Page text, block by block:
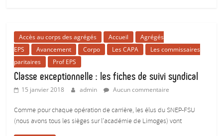
Accès au corps des agrégés Accueil
Agrégés
EPS
Avancement Corpo Les CAPA
Les commissaires
paritaires
Prof EPS
Classe exceptionnelle : les fiches de suivi syndical
15 janvier 2018 admin Aucun commentaire
Comme pour chaque opération de carrière, les élus du SNEP-FSU
(nous avons tous les sièges sur l’académie de Limoges) vont